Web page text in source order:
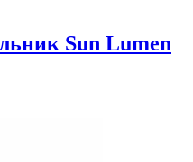
Sun Lumen